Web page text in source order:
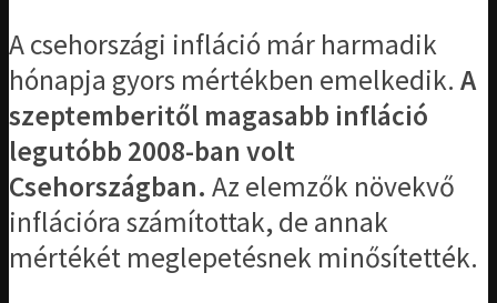
A csehországi infláció már harmadik
hónapja gyors mértékben emelkedik. A
szeptemberitől magasabb infláció
legutóbb 2008-ban volt
Csehországban. Az elemzők növekvő
inflációra számítottak, de annak
mértékét meglepetésnek minősítették.